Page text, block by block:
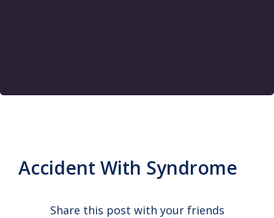
Accident With Syndrome
Share this post with your friends